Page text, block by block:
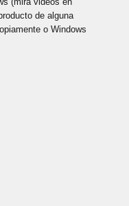
de alguna
o Windows